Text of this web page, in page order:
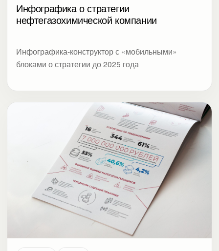
Инфографика о стратегии
нефтегазохимической компании
Инфографика-конструктор с «мобильными»
блоками о стратегии до 2025 года